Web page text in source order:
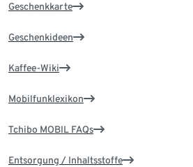
Geschenkkarte
Geschenkideen
Kaffee-Wiki
Mobilfunklexikon
Tchibo MOBIL FAQs
Entsorgung / Inhaltsstoffe